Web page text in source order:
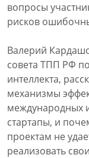
вопросы
рисков
Валерий
совета ТПП РФ
интеллекта,
механизмы
международных
стартапы, и
проектам не
реализовать